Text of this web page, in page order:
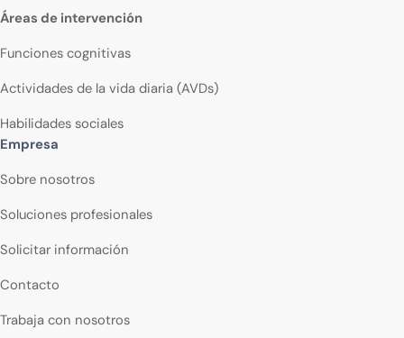
Áreas de intervención
Funciones cognitivas
Actividades de la vida diaria (AVDs)
Habilidades sociales
Empresa
Sobre nosotros
Soluciones profesionales
Solicitar información
Contacto
Trabaja con nosotros